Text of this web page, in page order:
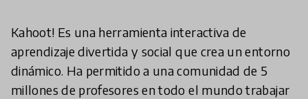
Kahoot! Es una herramienta interactiva de
aprendizaje divertida y social que crea un entorno
dinámico. Ha permitido a una comunidad de 5
millones de profesores en todo el mundo trabajar